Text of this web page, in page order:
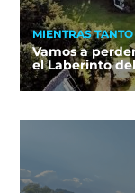
MIENTRAS TANTO
Vamos a
el Laberinto